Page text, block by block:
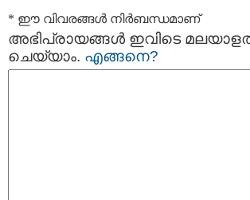
* ഈ വിവരങ്ങള്‍ നിര്‍ബന്ധമാണ്
അഭിപ്രായങ്ങള്‍ ഇവിടെ
ചെയ്യാം. എങ്ങനെ?